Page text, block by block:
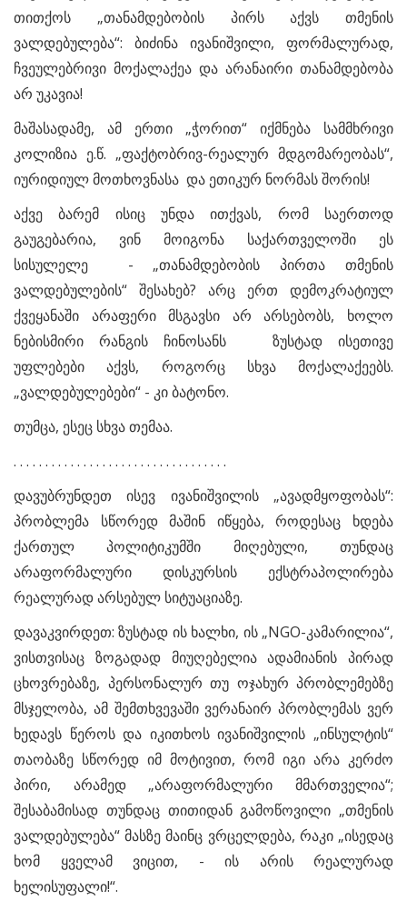
თითქოს „თანამდებობის პირს აქვს თმენის
ვალდებულება“: ბიძინა ივანიშვილი, ფორმალურად,
ჩვეულებრივი მოქალაქეა და არანაირი თანამდებობა
არ უკავია!
მაშასადამე, ამ ერთი „ჭორით“ იქმნება სამმხრივი
კოლიზია ე.წ. „ფაქტობრივ-რეალურ მდგომარეობას“,
იურიდიულ მოთხოვნასა და ეთიკურ ნორმას შორის!
აქვე ბარემ ისიც უნდა ითქვას, რომ საერთოდ
გაუგებარია, ვინ მოიგონა საქართველოში ეს
სისულელე - „თანამდებობის პირთა თმენის
ვალდებულების“ შესახებ? არც ერთ დემოკრატიულ
ქვეყანაში არაფერი მსგავსი არ არსებობს, ხოლო
ნებისმირი რანგის ჩინოსანს ზუსტად ისეთივე
უფლებები აქვს, როგორც სხვა მოქალაქეებს.
„ვალდებულებები“ - კი ბატონო.
თუმცა, ესეც სხვა თემაა.
. . . . . . . . . . . . . . . . . . . . . . . . . . . . . . . . . .
დავუბრუნდეთ ისევ ივანიშვილის „ავადმყოფობას“:
პრობლემა სწორედ მაშინ იწყება, როდესაც ხდება
ქართულ პოლიტიკუმში მიღებული, თუნდაც
არაფორმალური დისკურსის ექსტრაპოლირება
რეალურად არსებულ სიტუაციაზე.
დავაკვირდეთ: ზუსტად ის ხალხი, ის „NGO-კამარილია“,
ვისთვისაც ზოგადად მიუღებელია ადამიანის პირად
ცხოვრებაზე, პერსონალურ თუ ოჯახურ პრობლემებზე
მსჯელობა, ამ შემთხვევაში ვერანაირ პრობლემას ვერ
ხედავს წეროს და იკითხოს ივანიშვილის „ინსულტის“
თაობაზე სწორედ იმ მოტივით, რომ იგი არა კერძო
პირი, არამედ „არაფორმალური მმართველია“;
შესაბამისად თუნდაც თითიდან გამოწოვილი „თმენის
ვალდებულება“ მასზე მაინც ვრცელდება, რაკი „ისედაც
ხომ ყველამ ვიცით, - ის არის რეალურად
ხელისუფალი!“.